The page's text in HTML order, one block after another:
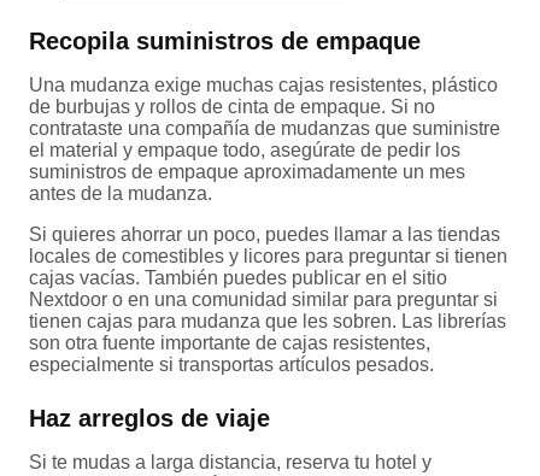
Recopila suministros de empaque
Una mudanza exige muchas cajas resistentes, plástico
de burbujas y rollos de cinta de empaque. Si no
contrataste una compañía de mudanzas que suministre
el material y empaque todo, asegúrate de pedir los
suministros de empaque aproximadamente un mes
antes de la mudanza.
Si quieres ahorrar un poco, puedes llamar a las tiendas
locales de comestibles y licores para preguntar si tienen
cajas vacías. También puedes publicar en el sitio
Nextdoor o en una comunidad similar para preguntar si
tienen cajas para mudanza que les sobren. Las librerías
son otra fuente importante de cajas resistentes,
especialmente si transportas artículos pesados.
Haz arreglos de viaje
Si te mudas a larga distancia, reserva tu hotel y